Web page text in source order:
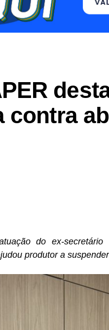
contra
do ex-secretário
produtor a